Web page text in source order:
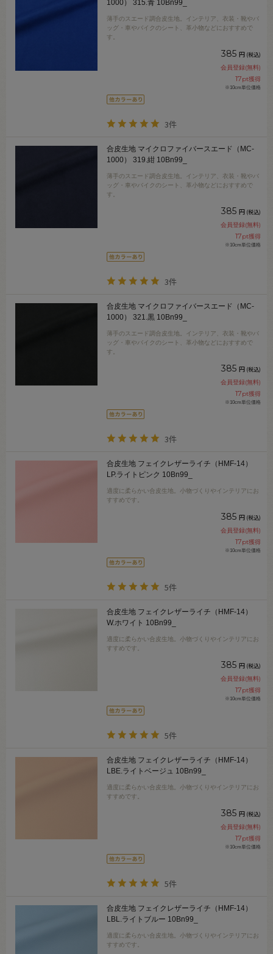
1000） 315.青 10Bn99_
薄手のスエード調合皮生地。インテリア、衣装・靴やバ
ッグ・車やバイクのシート、革小物などにおすすめで
す。
385 円 (税込)
会員登録(無料)
17pt獲得
※10cm単位価格
3件
合皮生地 マイクロファイバースエード（MC-
1000） 319.紺 10Bn99_
薄手のスエード調合皮生地。インテリア、衣装・靴やバ
ッグ・車やバイクのシート、革小物などにおすすめで
す。
385 円 (税込)
会員登録(無料)
17pt獲得
※10cm単位価格
3件
合皮生地 マイクロファイバースエード（MC-
1000） 321.黒 10Bn99_
薄手のスエード調合皮生地。インテリア、衣装・靴やバ
ッグ・車やバイクのシート、革小物などにおすすめで
す。
385 円 (税込)
会員登録(無料)
17pt獲得
※10cm単位価格
3件
合皮生地 フェイクレザーライチ（HMF-14）
LP.ライトピンク 10Bn99_
適度に柔らかい合皮生地。小物づくりやインテリアにお
すすめです。
385 円 (税込)
会員登録(無料)
17pt獲得
※10cm単位価格
5件
合皮生地 フェイクレザーライチ（HMF-14）
W.ホワイト 10Bn99_
適度に柔らかい合皮生地。小物づくりやインテリアにお
すすめです。
385 円 (税込)
会員登録(無料)
17pt獲得
※10cm単位価格
5件
合皮生地 フェイクレザーライチ（HMF-14）
LBE.ライトベージュ 10Bn99_
適度に柔らかい合皮生地。小物づくりやインテリアにお
すすめです。
385 円 (税込)
会員登録(無料)
17pt獲得
※10cm単位価格
5件
合皮生地 フェイクレザーライチ（HMF-14）
LBL.ライトブルー 10Bn99_
適度に柔らかい合皮生地。小物づくりやインテリアにお
すすめです。